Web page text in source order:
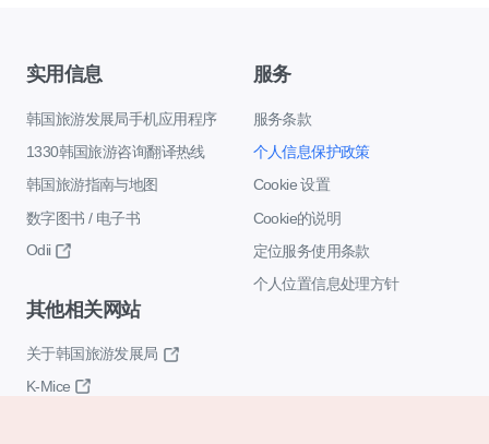
实用信息
韩国旅游发展局手机应用程序
1330韩国旅游咨询翻译热线
韩国旅游指南与地图
数字图书 / 电子书
Odii
服务
服务条款
个人信息保护政策
Cookie 设置
Cookie的说明
定位服务使用条款
个人位置信息处理方针
其他相关网站
关于韩国旅游发展局
K-Mice